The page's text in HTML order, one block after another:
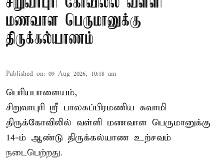
மணவாள பெருமானுக்கு
திருக்கல்யாணம்
Published on: 09 Aug 2026, 10:18 am
பெரியபாளையம்,
சிறுவாபுரி ஸ்ரீ பாலசுப்பிரமணிய சுவாமி
திருக்கோவிலில் வள்ளி மணவாள பெருமானுக்கு
14-ம் ஆண்டு திருக்கல்யாண உற்சவம்
நடைபெற்றது.